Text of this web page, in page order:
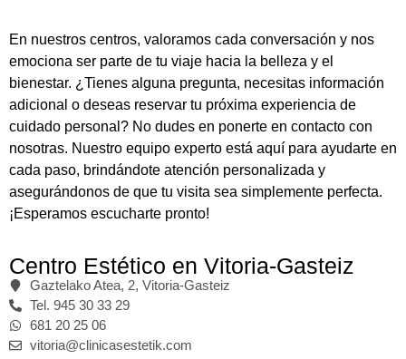
En nuestros centros, valoramos cada conversación y nos
emociona ser parte de tu viaje hacia la belleza y el
bienestar. ¿Tienes alguna pregunta, necesitas información
adicional o deseas reservar tu próxima experiencia de
cuidado personal? No dudes en ponerte en contacto con
nosotras. Nuestro equipo experto está aquí para ayudarte en
cada paso, brindándote atención personalizada y
asegurándonos de que tu visita sea simplemente perfecta.
¡Esperamos escucharte pronto!
Centro Estético en Vitoria-Gasteiz
Gaztelako Atea, 2, Vitoria-Gasteiz
Tel. 945 30 33 29
681 20 25 06
vitoria@clinicasestetik.com